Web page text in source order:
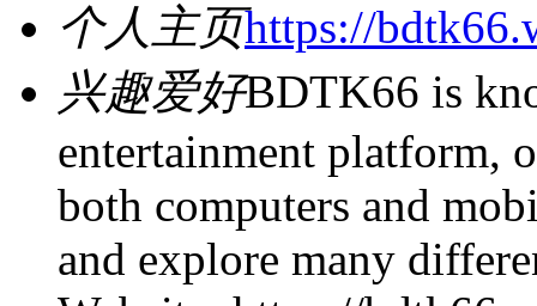
个人主页https://
兴趣爱好BDTK66 is
entertainment platform,
both computers and
and explore many